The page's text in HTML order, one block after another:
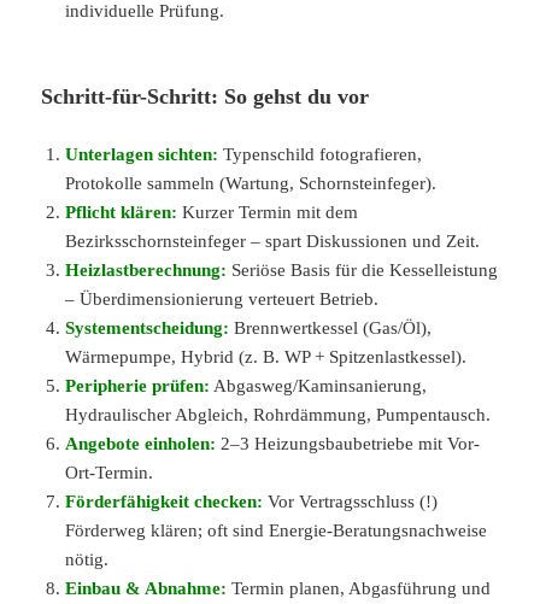
individuelle Prüfung.
Schritt-für-Schritt: So gehst du vor
Unterlagen sichten: Typenschild fotografieren,
Protokolle sammeln (Wartung, Schornsteinfeger).
Pflicht klären: Kurzer Termin mit dem
Bezirksschornsteinfeger – spart Diskussionen und Zeit.
Heizlastberechnung: Seriöse Basis für die Kesselleistung
– Überdimensionierung verteuert Betrieb.
Systementscheidung: Brennwertkessel (Gas/Öl),
Wärmepumpe, Hybrid (z. B. WP + Spitzenlastkessel).
Peripherie prüfen: Abgasweg/Kaminsanierung,
Hydraulischer Abgleich, Rohrdämmung, Pumpentausch.
Angebote einholen: 2–3 Heizungsbaubetriebe mit Vor-
Ort-Termin.
Förderfähigkeit checken: Vor Vertragsschluss (!)
Förderweg klären; oft sind Energie-Beratungsnachweise
nötig.
Einbau & Abnahme: Termin planen, Abgasführung und